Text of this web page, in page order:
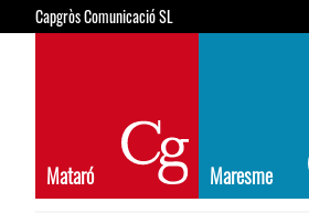
Capgròs Comunicació SL
Mataró Maresme